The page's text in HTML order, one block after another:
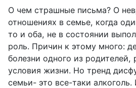
О чем страшные письма? О
отношениях в семье, когда
то и оба, не в состоянии
роль. Причин к этому много:
болезни одного из родителей,
условия жизни. Но тренд
семьи- это все-таки алкоголь.